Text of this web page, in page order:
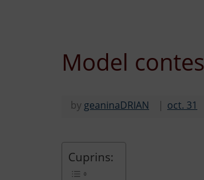
Model
by geaninaDRIAN oct. 31
Cuprins: